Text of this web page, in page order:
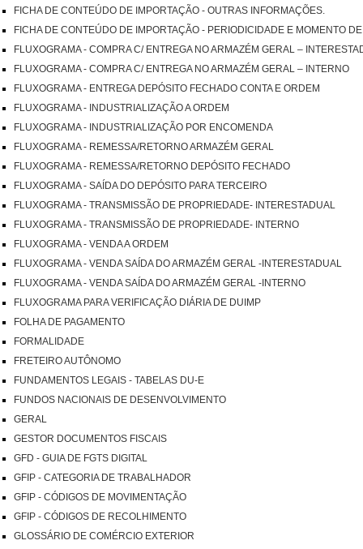
FICHA DE CONTEÚDO DE IMPORTAÇÃO - OUTRAS INFORMAÇÕES.
FICHA DE CONTEÚDO DE IMPORTAÇÃO - PERIODICIDADE E MOMENTO
FLUXOGRAMA - COMPRA C/ ENTREGA NO ARMAZÉM GERAL –
FLUXOGRAMA - COMPRA C/ ENTREGA NO ARMAZÉM GERAL – INTERNO
FLUXOGRAMA - ENTREGA DEPÓSITO FECHADO CONTA E ORDEM
FLUXOGRAMA - INDUSTRIALIZAÇÃO A ORDEM
FLUXOGRAMA - INDUSTRIALIZAÇÃO POR ENCOMENDA
FLUXOGRAMA - REMESSA/RETORNO ARMAZÉM GERAL
FLUXOGRAMA - REMESSA/RETORNO DEPÓSITO FECHADO
FLUXOGRAMA - SAÍDA DO DEPÓSITO PARA TERCEIRO
FLUXOGRAMA - TRANSMISSÃO DE PROPRIEDADE- INTERESTADUAL
FLUXOGRAMA - TRANSMISSÃO DE PROPRIEDADE- INTERNO
FLUXOGRAMA - VENDA A ORDEM
FLUXOGRAMA - VENDA SAÍDA DO ARMAZÉM GERAL -INTERESTADUAL
FLUXOGRAMA - VENDA SAÍDA DO ARMAZÉM GERAL -INTERNO
FLUXOGRAMA PARA VERIFICAÇÃO DIÁRIA DE DUIMP
FOLHA DE PAGAMENTO
FORMALIDADE
FRETEIRO AUTÔNOMO
FUNDAMENTOS LEGAIS - TABELAS DU-E
FUNDOS NACIONAIS DE DESENVOLVIMENTO
GERAL
GESTOR DOCUMENTOS FISCAIS
GFD - GUIA DE FGTS DIGITAL
GFIP - CATEGORIA DE TRABALHADOR
GFIP - CÓDIGOS DE MOVIMENTAÇÃO
GFIP - CÓDIGOS DE RECOLHIMENTO
GLOSSÁRIO DE COMÉRCIO EXTERIOR